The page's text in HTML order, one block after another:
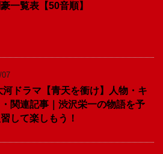
一覧表【50音順】
07
河ドラマ【青天を衝け】人物・キ
関連記事｜渋沢栄一の物語を予
して楽しもう！